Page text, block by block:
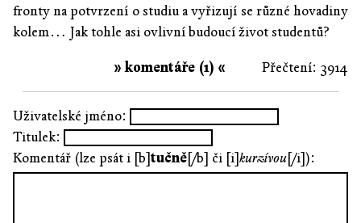
fronty na potvrzení o studiu a vyřizují se různé hovadiny
kolem… Jak tohle asi ovlivní budoucí život studentů?
Přečtení: 3914
» komentáře (1) «
Uživatelské jméno:
Titulek:
Komentář (lze psát i [b]tučně[/b] či [i]kurzívou[/i]):